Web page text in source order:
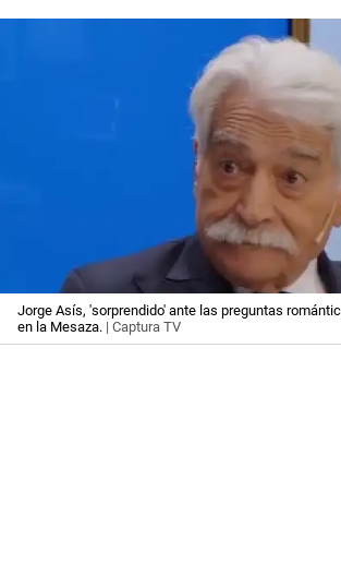
Jorge Asís, 'sorprendido' ante las preguntas
en la Mesaza. | Captura TV